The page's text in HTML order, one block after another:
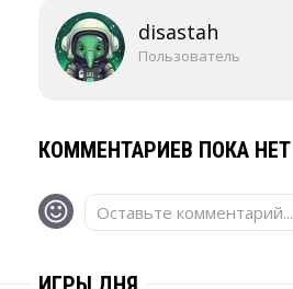
disastah
Пользователь
КОММЕНТАРИЕВ ПОКА НЕТ
Оставьте комментарий...